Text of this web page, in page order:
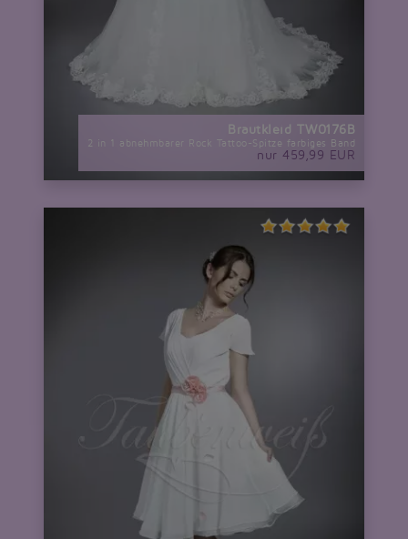
Brautkleid TW0176B
2 in 1 abnehmbarer Rock Tattoo-Spitze farbiges Band
nur 459,99 EUR